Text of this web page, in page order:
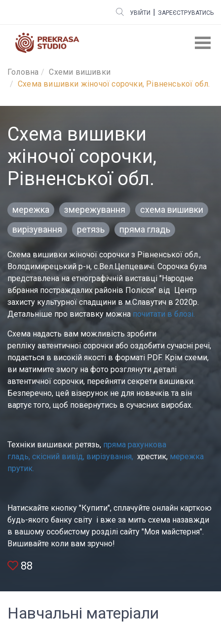
УВІЙТИ | ЗАРЕЄСТРУВАТИСЬ
Головна
Cхеми вишивки
Схема вишивки жіночої сорочки, Рівненської обл.
Схема вишивки
жіночої сорочки,
Рівненської обл.
мережка змережування
схема вишивки
вирізування
ретязь пряма гладь
Схема вишивки жіночої сорочки з Рівненської обл.,
Володимирецький р-н, с.Вел.Цепцевичі. Сорочка була
представлена на етнографічній виставці "Народне
вбрання постраждалих районів Полісся" від  Центр
захисту культурної спадщини в м.Славутич в 2020р.
Детальніше про виставку можна почитати в блозі.
Схема надасть вам можливість зробити
репліку автентичної сорочки або оздобити сучасні речі,
подається в високій якості в форматі PDF. Крім схеми,
ви матимите змогу на фото розглянути деталі
автентичної сорочки, перейняти секрети вишивки.
Безперечно, цей візерунок не для новачків та він
вартує того, щоб повернутись в сучасних виробах.
Техніки вишивки: ретязь, пряма рахункова
гладь, скісний вивід, вирізування, хрестик, мережка
прутик.
Натискайте кнопку "Купити", сплачуйте онлайн карткою
будь-якого банку світу  і вже за мить схема назавжди
в вашому особистому розділі сайту "Моя майстерня".
Вишивайте коли вам зручно!
88
Навчальні матеріали